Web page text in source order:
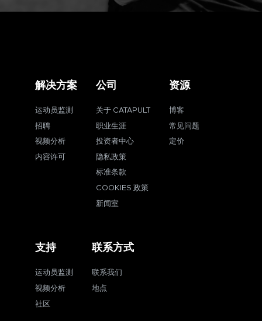
解决方案
运动员监测
招聘
视频分析
内容许可
公司
关于 CATAPULT
职业生涯
投资者中心
隐私政策
标准条款
COOKIES 政策
新闻室
资源
博客
常见问题
定价
支持
运动员监测
视频分析
社区
联系方式
联系我们
地点